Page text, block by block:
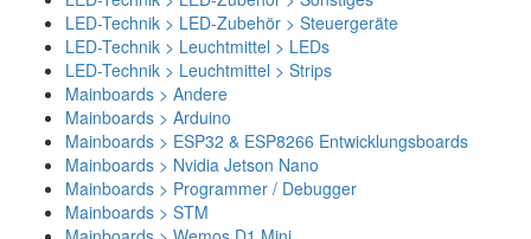
LED-Technik > LED-Zubehör > Steuergeräte
LED-Technik > Leuchtmittel > LEDs
LED-Technik > Leuchtmittel > Strips
Mainboards > Andere
Mainboards > Arduino
Mainboards > ESP32 & ESP8266 Entwicklungsboards
Mainboards > Nvidia Jetson Nano
Mainboards > Programmer / Debugger
Mainboards > STM